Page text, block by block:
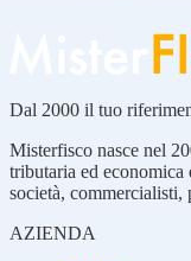
Dal 2000 il tuo
Misterfisco nasce nel
tributaria ed economica
società, commercialisti,
AZIENDA